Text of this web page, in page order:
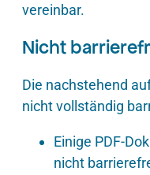
vereinbar.
Nicht
Die nachstehend
nicht vollständig
Einige PDF-
nicht